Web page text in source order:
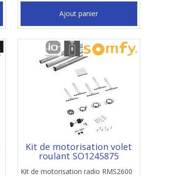
Ajout panier
Kit de motorisation volet
roulant SO1245875
Kit de motorisation radio RMS2600